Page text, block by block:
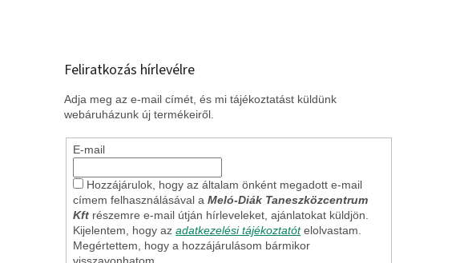
Feliratkozás hírlevélre
Adja meg az e-mail címét, és mi tájékoztatást küldünk
webáruházunk új termékeiről.
E-mail
Hozzájárulok, hogy az általam önként megadott e-mail
címem felhasználásával aMeló-Diák Taneszközcentrum
Kft részemre e-mail útján hírleveleket, ajánlatokat küldjön.
Kijelentem, hogy azadatkezelési tájékoztatót elolvastam.
Megértettem, hogy a hozzájárulásom bármikor